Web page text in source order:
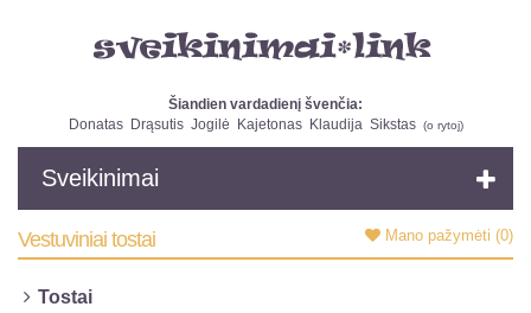
Šiandien vardadienį švenčia:
Donatas
Drąsutis Jogilė Kajetonas Klaudija Sikstas (o rytoj)
Sveikinimai
Mano pažymėti (0)
Vestuviniai tostai
Tostai